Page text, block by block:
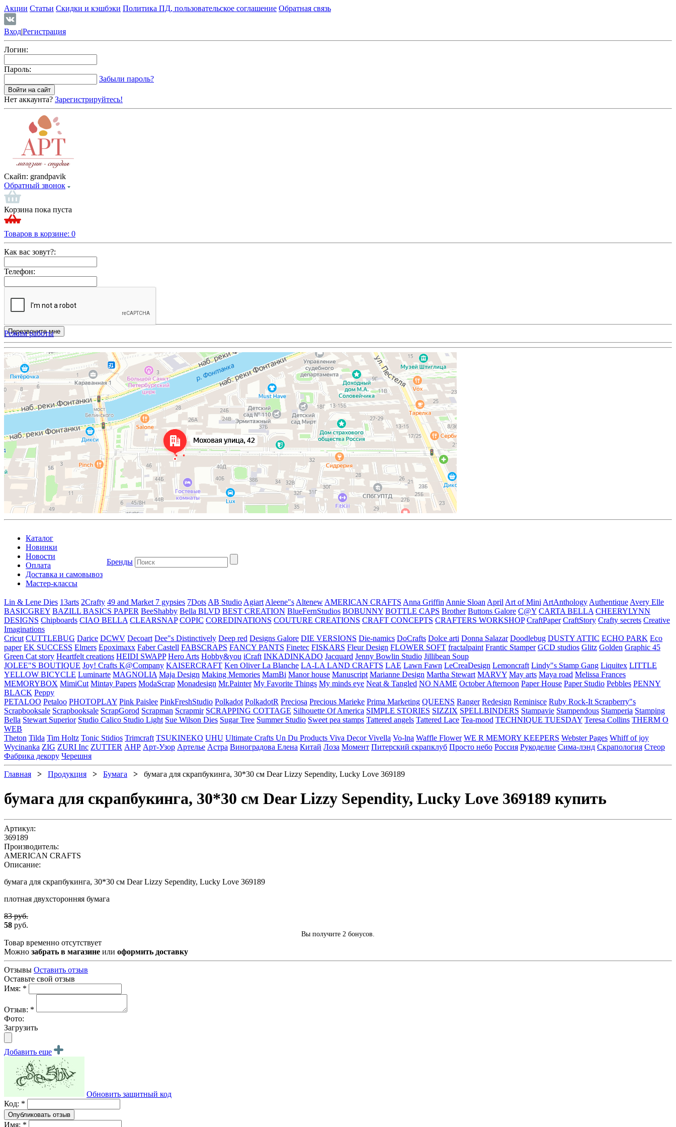
Акции Статьи Скидки и кэшбэки Политика ПД, пользовательское соглашение Обратная связь
Вход|Регистрация
Логин:
Пароль:
Забыли пароль?
Нет аккаунта? Зарегистрируйтесь!
Скайп: grandpavik
Обратный звонок
Корзина пока пуста
Товаров в корзине: 0
Как вас зовут?:
Телефон:
Режим работы
Каталог
Новинки
Новости
Оплата
Доставка и самовывоз
Мастер-классы
Бренды
Lin & Lene Dies 13arts 2Crafty 49 and Market 7 gypsies 7Dots AB Studio Agiart Aleene"s Altenew AMERICAN CRAFTS Anna Griffin Annie Sloan April Art of Mini ArtAnthology Authentique Avery Elle
BASICGREY BAZILL BASICS PAPER BeeShabby Bella BLVD BEST CREATION BlueFernStudios BOBUNNY BOTTLE CAPS Brother Buttons Galore C@Y CARTA BELLA CHEERYLYNN
DESIGNS Chipboards CIAO BELLA CLEARSNAP COPIC COREDINATIONS COUTURE CREATIONS CRAFT CONCEPTS CRAFTERS WORKSHOP CraftPaper CraftStory Crafty secrets Creative
Imaginations
Cricut CUTTLEBUG Darice DCWV Decoart Dee"s Distinctively Deep red Designs Galore DIE VERSIONS Die-namics DoCrafts Dolce arti Donna Salazar Doodlebug DUSTY ATTIC ECHO PARK Eco
paper EK SUCCESS Elmers Epoximaxx Faber Castell FABSCRAPS FANCY PANTS Finetec FISKARS Fleur Design FLOWER SOFT fractalpaint Frantic Stamper GCD studios Glitz Golden Graphic 45
Green Cat story Heartfelt creations HEIDI SWAPP Hero Arts Hobby&you iCraft INKADINKADO Jacquard Jenny Bowlin Studio Jillibean Soup
JOLEE"S BOUTIQUE Joy! Crafts K@Company KAISERCRAFT Ken OliverLa Blanche LA-LA LAND CRAFTS LAE Lawn Fawn LeCreaDesign Lemoncraft Lindy"s Stamp Gang Liquitex LITTLE
YELLOW BICYCLE Luminarte MAGNOLIA Maja Design Making Memories MamBi Manor house Manuscript Marianne Design Martha Stewart MARVY May arts Maya road Melissa Frances
MEMORYBOX MimiCut Mintay Papers ModaScrap Monadesign Mr.Painter My Favorite Things My minds eye Neat & Tangled NO NAME October Afternoon Paper House Paper Studio Pebbles PENNY
BLACK Peppy
PETALOO Petaloo PHOTOPLAY Pink Paislee PinkFreshStudio Polkadot PolkadotR Preciosa Precious Marieke Prima Marketing QUEENS Ranger Redesign Reminisce Ruby Rock-It Scrapberry"s
Scrapbooksale Scrapbooksale ScrapGorod Scrapman Scrapmir SCRAPPING COTTAGE Silhouette Of America SIMPLE STORIES SIZZIX SPELLBINDERS Stampavie Stampendous Stamperia Stamping
Bella Stewart Superior Studio Calico Studio Light Sue Wilson Dies Sugar Tree Summer Studio Sweet pea stamps Tattered angels Tattered Lace Tea-mood TECHNIQUE TUESDAY Teresa Collins THERM O
WEB
Theton Tilda Tim Holtz Tonic Stidios Trimcraft TSUKINEKO UHU Ultimate Crafts Un Du Products Viva DecorVivella Vo-lna Waffle Flower WE R MEMORY KEEPERS Webster Pages Whiff of joy
Wycinanka ZIG ZURI Inc ZUTTER АНР Арт-Узор Артелье Астра Виноградова Елена Китай Лоза Момент Питерский скрапклуб Просто небо Россия Рукоделие Сима-лэнд Скрапология Стеор
Фабрика декору Черешня
Главная > Продукция > Бумага > бумага для скрапбукинга, 30*30 см Dear Lizzy Sependity, Lucky Love 369189
бумага для скрапбукинга, 30*30 см Dear Lizzy Sependity, Lucky Love 369189 купить
Артикул:
369189
Производитель:
AMERICAN CRAFTS
Описание:
бумага для скрапбукинга, 30*30 см Dear Lizzy Sependity, Lucky Love 369189
плотная двухсторонняя бумага
83 руб.
58 руб.
Вы получите 2 бонусов.
Товар временно отсутствует
Можно забрать в магазине или оформить доставку
Отзывы Оставить отзыв
Оставьте свой отзыв
Имя: *
Отзыв: *
Фото:
Загрузить
Добавить еще
Обновить защитный код
Код: *
Имя: *